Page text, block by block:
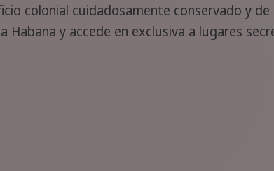
colonial cuidadosamente conservado y
y accede en exclusiva a lugares